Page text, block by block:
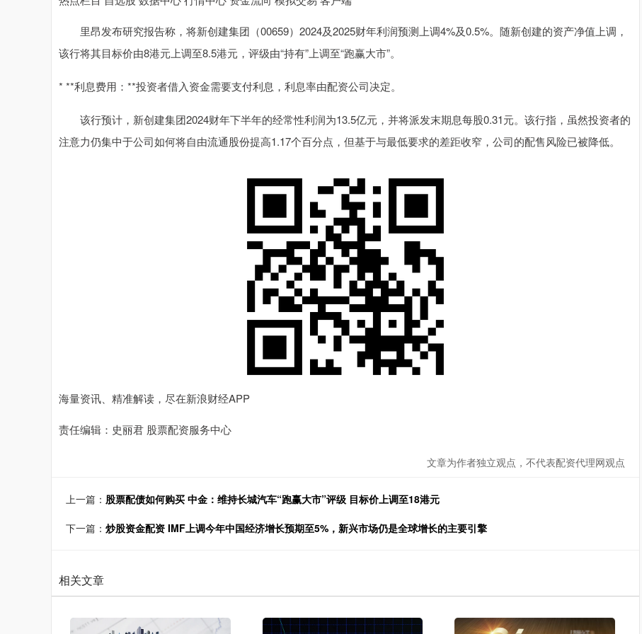
里昂发布研究报告称，将新创建集团（00659）2024及2025财年利润预测上调4%及0.5%。随新创建的资产净值上调，
该行将其目标价由8港元上调至8.5港元，评级由“持有”上调至“跑赢大市”。
* **利息费用：**投资者借入资金需要支付利息，利息率由配资公司决定。
该行预计，新创建集团2024财年下半年的经常性利润为13.5亿元，并将派发末期息每股0.31元。该行指，虽然投资者的
注意力仍集中于公司如何将自由流通股份提高1.17个百分点，但基于与最低要求的差距收窄，公司的配售风险已被降低。
海量资讯、精准解读，尽在新浪财经APP
责任编辑：史丽君 股票配资服务中心
文章为作者独立观点，不代表配资代理网观点
上一篇： 股票配债如何购买 中金：维持长城汽车“跑赢大市”评级 目标价上调至18港元
下一篇： 炒股资金配资 IMF上调今年中国经济增长预期至5%，新兴市场仍是全球增长的主要引擎
相关文章